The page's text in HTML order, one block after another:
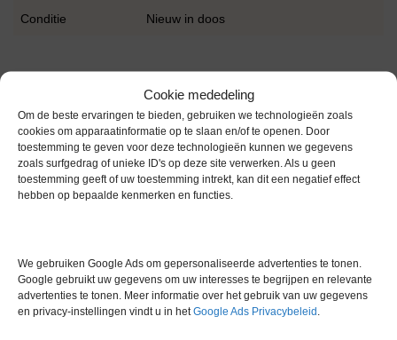
Cookie mededeling
Om de beste ervaringen te bieden, gebruiken we technologieën zoals
cookies om apparaatinformatie op te slaan en/of te openen. Door
toestemming te geven voor deze technologieën kunnen we gegevens
zoals surfgedrag of unieke ID's op deze site verwerken. Als u geen
toestemming geeft of uw toestemming intrekt, kan dit een negatief effect
hebben op bepaalde kenmerken en functies.
We gebruiken Google Ads om gepersonaliseerde advertenties te tonen.
Google gebruikt uw gegevens om uw interesses te begrijpen en relevante
advertenties te tonen. Meer informatie over het gebruik van uw gegevens
en privacy-instellingen vindt u in hetGoogle Ads Privacybeleid .
Conditie Nieuw in doos
Gerelateerde producten